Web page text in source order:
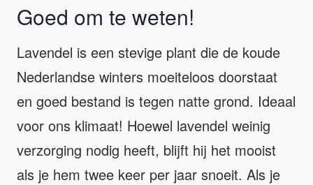
Goed om te weten!
Lavendel is een stevige plant die de koude
Nederlandse winters moeiteloos doorstaat
en goed bestand is tegen natte grond. Ideaal
voor ons klimaat! Hoewel lavendel weinig
verzorging nodig heeft, blijft hij het mooist
als je hem twee keer per jaar snoeit. Als je